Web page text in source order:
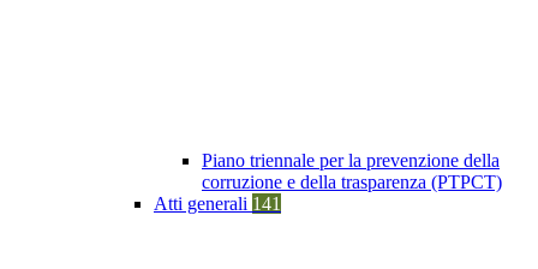
Piano triennale per la prevenzione della
corruzione e della trasparenza (PTPCT)
Atti generali 141